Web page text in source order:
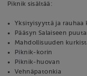
Piknik sisältää:
Yksityisyyttä ja
Pääsyn Salaiseen
Mahdollisuuden
Piknik-korin
Piknik-huovan
Vehnäpatonkia